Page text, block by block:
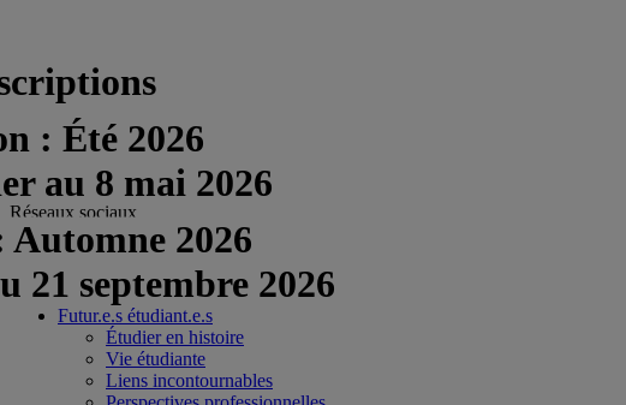
: Été 2026
au 8 mai 2026
Automne 2026
21 septembre 2026
Réseaux sociaux
facebook
twitter
Futur.e.s étudiant.e.s
Étudier en histoire
Vie étudiante
Liens incontournables